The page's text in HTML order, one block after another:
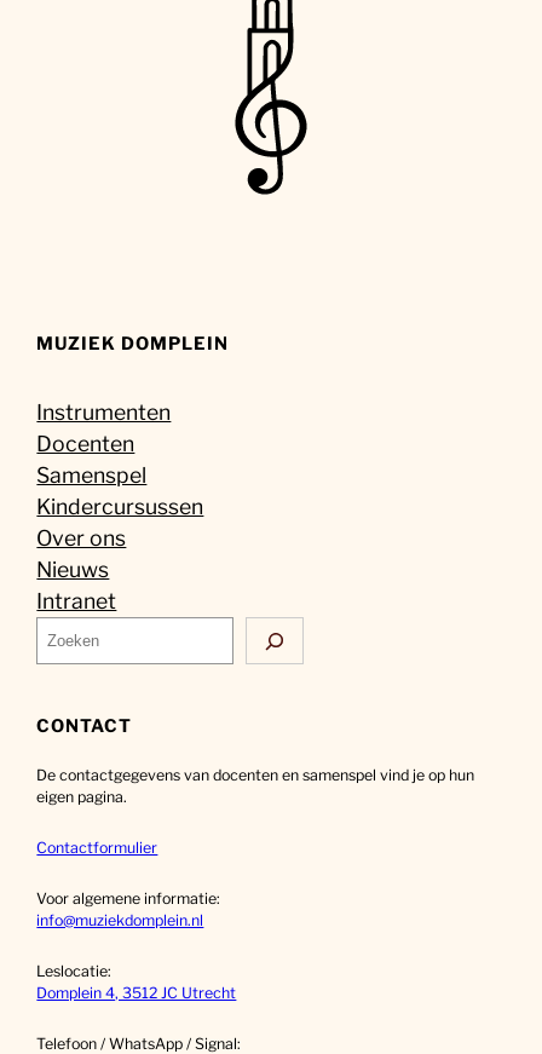
MUZIEK DOMPLEIN
Instrumenten
Docenten
Samenspel
Kindercursussen
Over ons
Nieuws
Intranet
Z
o
k
n
CONTACT
De contactgegevens van docenten en samenspel vind je op hun
eigen pagina.
Contactformulier
Voor algemene informatie:
info@muziekdomplein.nl
Leslocatie:
Domplein 4, 3512 JC Utrecht
Telefoon / WhatsApp / Signal: